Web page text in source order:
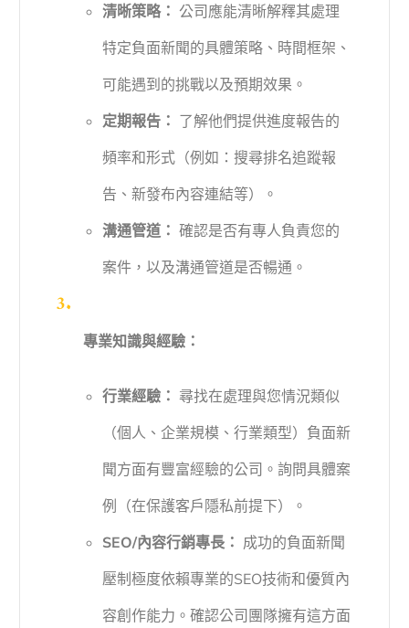
清晰策略： 公司應能清晰解釋其處理
特定負面新聞的具體策略、時間框架、
可能遇到的挑戰以及預期效果。
定期報告： 了解他們提供進度報告的
頻率和形式（例如：搜尋排名追蹤報
告、新發布內容連結等）。
溝通管道： 確認是否有專人負責您的
案件，以及溝通管道是否暢通。
專業知識與經驗：
行業經驗： 尋找在處理與您情況類似
（個人、企業規模、行業類型）負面新
聞方面有豐富經驗的公司。詢問具體案
例（在保護客戶隱私前提下）。
SEO/內容行銷專長： 成功的負面新聞
壓制極度依賴專業的SEO技術和優質內
容創作能力。確認公司團隊擁有這方面